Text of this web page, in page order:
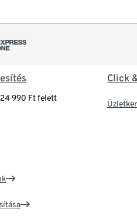
990 Ft felett
Click